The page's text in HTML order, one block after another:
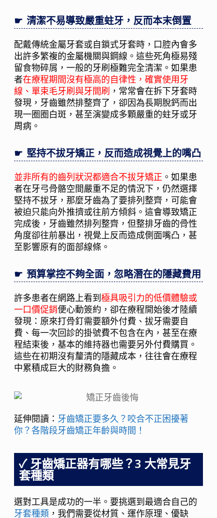
清潔不易導致嚴重蛀牙，反而本末倒置
配戴傳統金屬牙套或自鎖式牙套時，口腔內會多
出許多繁複的金屬機關與鋼線。這些死角極易殘
留食物碎屑，一般的牙刷極難完全清潔。如果患
者在療程期間沒有極高的自律性，確實使用牙
線、單束毛牙刷與牙間刷 ，常常會在拆下牙套時
發現，牙齒雖然排整齊了，卻因為長期脫鈣而出
現一圈圈白斑，甚至演變成多顆嚴重的蛀牙或牙
周病。
堅持不拔牙矯正，反而造成視覺上的嘴凸
並非所有的齒列狀況都適合不拔牙矯正 。如果患
者在牙弓骨骼空間嚴重不足的情況下，仍然選擇
堅持不拔牙，那麼牙齒為了要排列整齊，可能會
被迫只能向外推擠或往前方傾斜。這會導致矯正
完成後，牙齒雖然排列整齊，但整排牙齒的骨性
角度卻往前暴出，視覺上反而造成側面嘴凸，甚
至影響原有的面部線條。
預算掌控不夠全面，忽略潛在的隱藏費用
許多患者在網路上看到極具吸引力的低價體驗或
一口價促銷便心動簽約，卻在療程開始後才陸續
發現：原來打骨釘需要額外付費、拔牙需要自
費、每一次回診的掛號費不包含在內，甚至在療
程結束後，基本的維持器也需要另外付費購買。
這些在初期沒有釐清的隱藏成本，往往會在療程
中累積成巨大的財務負擔。
延伸閱讀： 牙齒矯正要多久？咬合不正困擾著
你？各階段牙齒矯正年齡與時間！
牙齒矯正器有哪些？3 大常見牙
套種類
選對工具是成功的一半。要挑選到最適合自己的
牙套種類 ，我們需要從材質、運作原理、優缺